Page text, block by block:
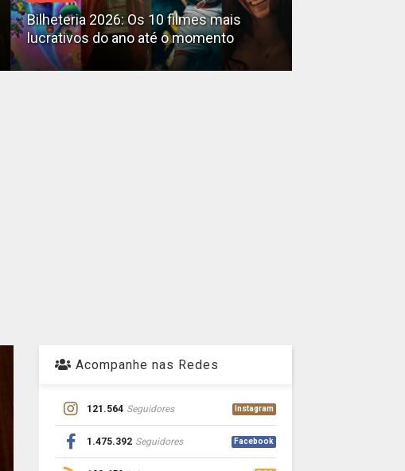
Bilheteria 2026: Os 10 filmes mais
lucrativos do ano até o momento
Acompanhe nas Redes
121.564 Seguidores Instagram
1.475.392 Seguidores Facebook